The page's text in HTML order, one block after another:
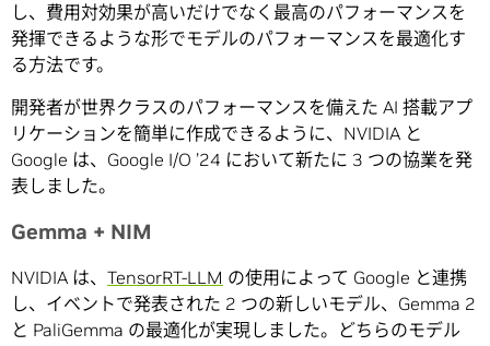
し、費用対効果が高いだけでなく最高のパフォーマンスを
発揮できるような形でモデルのパフォーマンスを最適化す
る方法です。
開発者が世界クラスのパフォーマンスを備えた AI 搭載アプ
リケーションを簡単に作成できるように、NVIDIA と
Google は、Google I/O ’24 において新たに 3 つの協業を発
表しました。
Gemma + NIM
NVIDIA は、 TensorRT-LLM の使用によって Google と連携
し、イベントで発表された 2 つの新しいモデル、Gemma 2
と PaliGemma の最適化が実現しました。どちらのモデル